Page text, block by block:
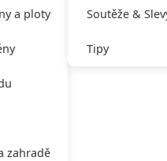
a ploty
zahradě
Soutěže &
Tipy